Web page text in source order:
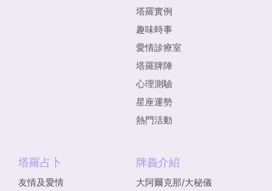
塔羅實例
趣味時事
愛情診療室
塔羅牌陣
心理測驗
星座運勢
熱門活動
塔羅占卜
友情及愛情
牌義介紹
大阿爾克那/大秘儀